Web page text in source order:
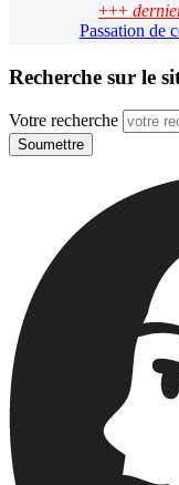
+++
Passation de
Recherche sur le
Votre recherche
Soumettre